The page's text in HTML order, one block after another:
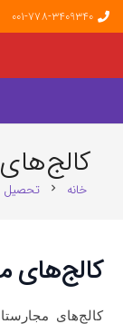
001-778-3409340
خانه chevron_right تحصیل
کالج‌های
کالج‌های